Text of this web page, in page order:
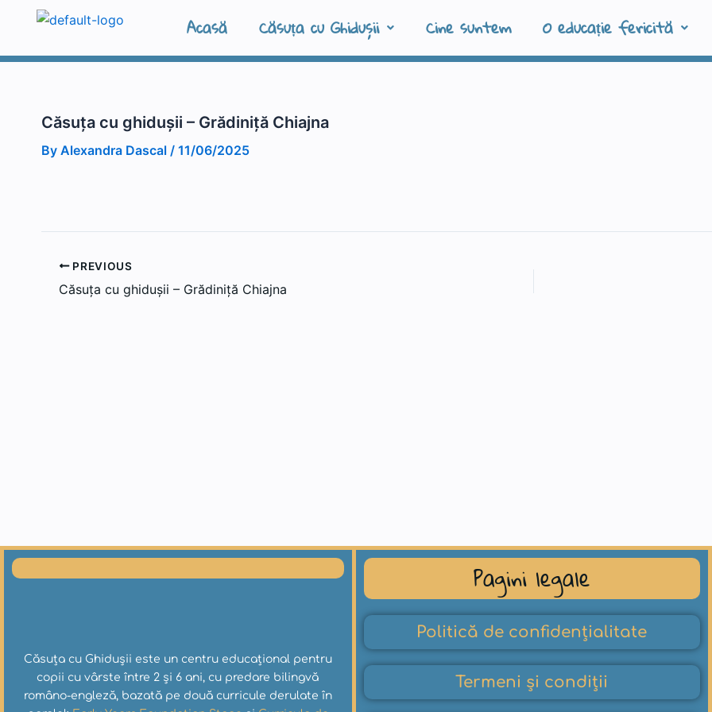
Acasă Căsuța cu Ghidușii Cine suntem O educație fericită
Căsuța cu ghidușii – Grădiniță Chiajna
By Alexandra Dascal / 11/06/2025
PREVIOUS
Căsuța cu ghidușii – Grădiniță Chiajna
Căsuța cu Ghidușii este un centru educațional pentru
copii cu vârste între 2 și 6 ani, cu predare bilingvă
româno-engleză, bazată pe două curricule derulate în
Pagini legale
Politică de confidențialitate
Termeni și condiții